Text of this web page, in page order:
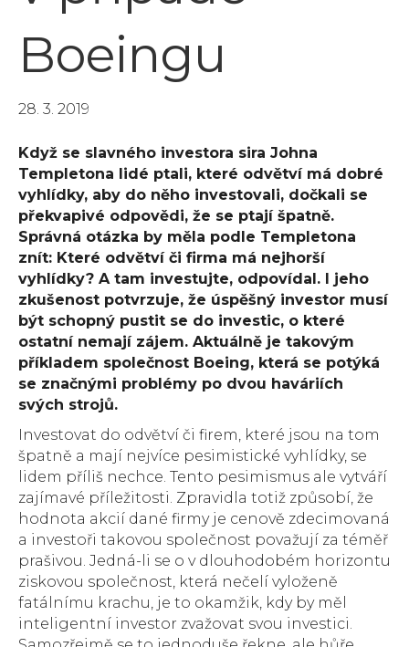
Boeingu
28. 3. 2019
Když se slavného investora sira Johna
Templetona lidé ptali, které odvětví má dobré
vyhlídky, aby do něho investovali, dočkali se
překvapivé odpovědi, že se ptají špatně.
Správná otázka by měla podle Templetona
znít: Které odvětví či firma má nejhorší
vyhlídky? A tam investujte, odpovídal. I jeho
zkušenost potvrzuje, že úspěšný investor musí
být schopný pustit se do investic, o které
ostatní nemají zájem. Aktuálně je takovým
příkladem společnost Boeing, která se potýká
se značnými problémy po dvou haváriích
svých strojů.
Investovat do odvětví či firem, které jsou na tom
špatně a mají nejvíce pesimistické vyhlídky, se
lidem příliš nechce. Tento pesimismus ale vytváří
zajímavé příležitosti. Zpravidla totiž způsobí, že
hodnota akcií dané firmy je cenově zdecimovaná
a investoři takovou společnost považují za téměř
prašivou. Jedná-li se o v dlouhodobém horizontu
ziskovou společnost, která nečelí vyloženě
fatálnímu krachu, je to okamžik, kdy by měl
inteligentní investor zvažovat svou investici.